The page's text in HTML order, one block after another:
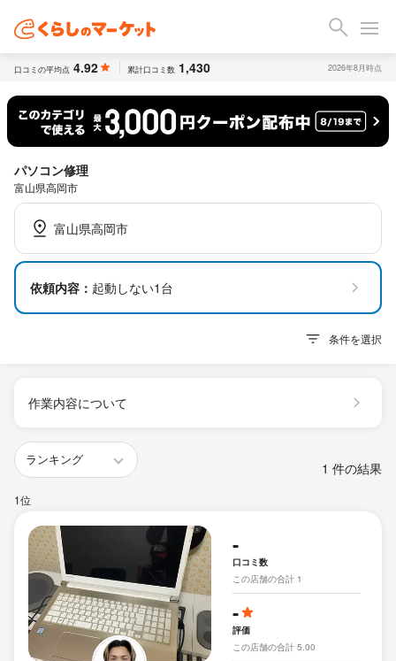
口コミの平均点 4.92 累計口コミ数 1,430 2026年8月時点
パソコン修理
富山県高岡市
富山県高岡市
依頼内容： 起動しない1台
条件を選択
作業内容について
1 件の結果
1位
-
口コミ数
この店舗の合計 1
-
評価
この店舗の合計 5.00